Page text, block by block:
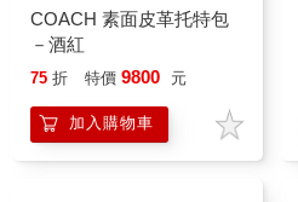
COACH 素面皮革托特包
－酒紅
75 折 特價 9800 元
加入購物車